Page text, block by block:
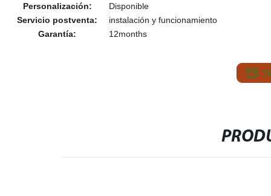
Personalización:
Disponible
Servicio postventa:
instalación y funcionamiento
Garantía:
12months